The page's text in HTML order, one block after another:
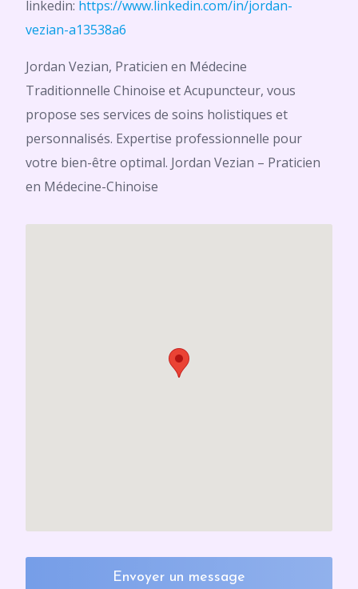
linkedin: https://www.linkedin.com/in/jordan-
vezian-a13538a6
Jordan Vezian, Praticien en Médecine
Traditionnelle Chinoise et Acupuncteur, vous
propose ses services de soins holistiques et
personnalisés. Expertise professionnelle pour
votre bien-être optimal. Jordan Vezian – Praticien
en Médecine-Chinoise
Envoyer un message